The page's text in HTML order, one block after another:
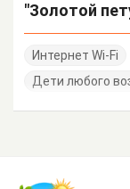
"Золотой
Интернет Wi-Fi
Дети любого